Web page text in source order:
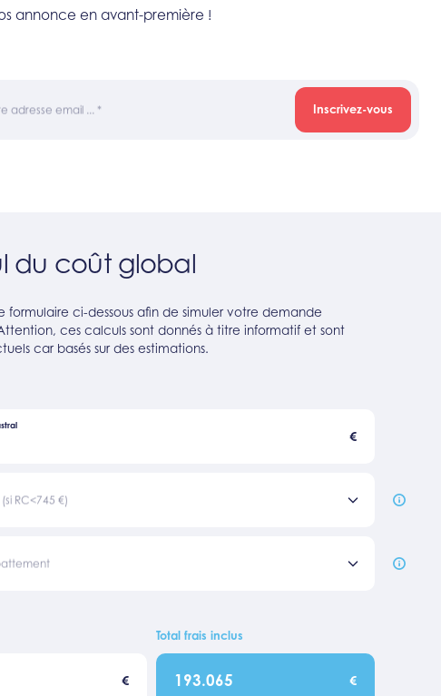
annonce en avant-première !
adresse email ... * Inscrivez-vous
du coût global
formulaire ci-dessous afin de simuler votre demande
ces calculs sont donnés à titre informatif et sont
car basés sur des estimations.
€
RC<745 €)
Total frais inclus
€ 193.065 €